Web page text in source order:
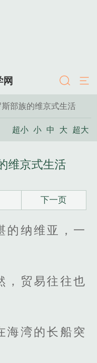
网
部族的维京式生活
超小 小 中 大 超大
维京式生活
下一页
的纳维亚，一
，贸易往往也
海湾的长船突